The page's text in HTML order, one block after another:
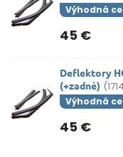
Výhodná
45 €
Deflektory
(+zadné)
Výhodná
45 €